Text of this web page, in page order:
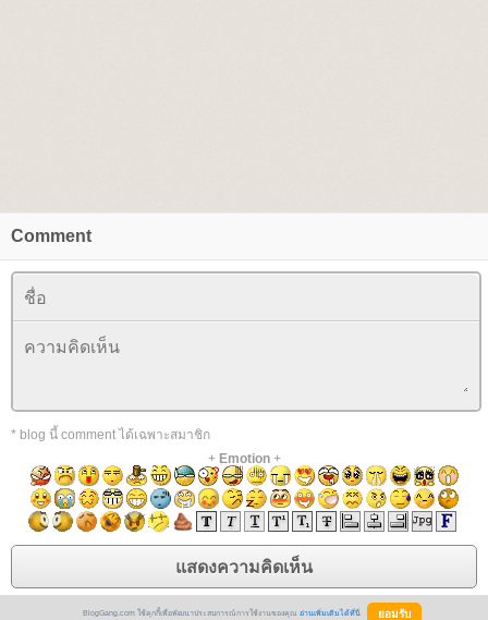
Comment
* blog นี้ comment ได้เฉพาะสมาชิก
+ Emotion+
BlogGang.com ใช้คุกกี้เพื่อพัฒนาประสบการณ์การใช้งานของคุณ อ่านเพิ่มเติมได้ที่นี่